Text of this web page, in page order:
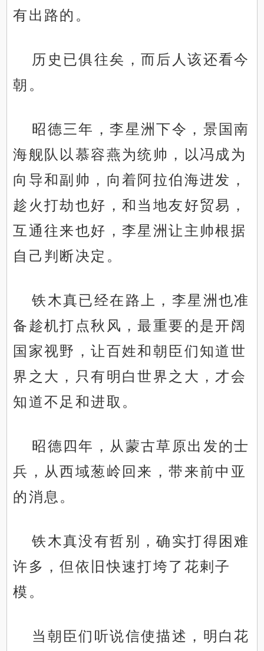
有出路的。
历史已俱往矣，而后人该还看今
朝。
昭德三年，李星洲下令，景国南
海舰队以慕容燕为统帅，以冯成为
向导和副帅，向着阿拉伯海进发，
趁火打劫也好，和当地友好贸易，
互通往来也好，李星洲让主帅根据
自己判断决定。
铁木真已经在路上，李星洲也准
备趁机打点秋风，最重要的是开阔
国家视野，让百姓和朝臣们知道世
界之大，只有明白世界之大，才会
知道不足和进取。
昭德四年，从蒙古草原出发的士
兵，从西域葱岭回来，带来前中亚
的消息。
铁木真没有哲别，确实打得困难
许多，但依旧快速打垮了花剌子
模。
当朝臣们听说信使描述，明白花